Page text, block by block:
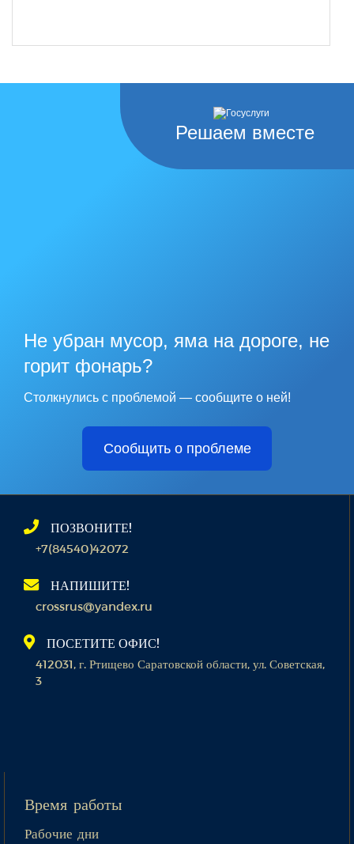
Решаем вместе
Не убран мусор, яма на дороге, не
горит фонарь?
Столкнулись с проблемой — сообщите о ней!
Сообщить о проблеме
ПОЗВОНИТЕ!
+7(84540)42072
НАПИШИТЕ!
crossrus@yandex.ru
ПОСЕТИТЕ ОФИС!
412031, г. Ртищево Саратовской области, ул. Советская,
3
Время работы
Рабочие дни